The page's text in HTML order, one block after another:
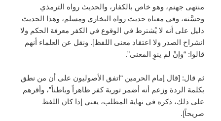
منتهى جهنم، وهو خاص بالكفار، والحديث رواه الترمذي
وحسَّنه، وفي معناه حديث رواه البخاري ومسلم، وهذا الحديث
دليل على أنه لا يُشترط في الوقوع في الكفر معرفة الحكم ولا
انشراح الصدر ولا اعتقاد معنى اللفظ]. ونقل عن العلماء أنهم
قالوا: “وإنْ لم ينوِ المعنى”.
ثم قال: [قال إمام الحرمين “اتفق الأصوليون على أن من نطق
بكلمة الردة وزعم أنه أضمر تورية كفر ظاهراً وباطناً”، وأقرهم
على ذلك، ذكره في نهاية المطلب، يعني إذا كان اللفظ
صريحاً].